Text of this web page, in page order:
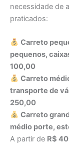
necessidade de
praticados:
Carreto
pequenos,
100,00
Carreto
transporte de
250,00
Carreto
médio porte,
A partir de R$